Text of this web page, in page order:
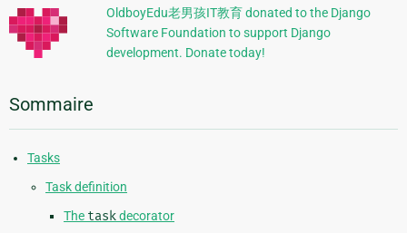
OldboyEdu老男孩IT教育 donated to the Django
Software Foundation to support Django
development. Donate today!
Sommaire
Tasks
Task definition
The taskdecorator